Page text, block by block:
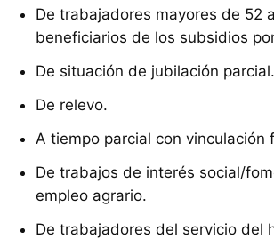
De trabajadores mayores de 52
beneficiarios de los subsidios
De situación de jubilación parcial.
De relevo.
A tiempo parcial con vinculación
De trabajos de interés social/
empleo agrario.
De trabajadores del servicio del